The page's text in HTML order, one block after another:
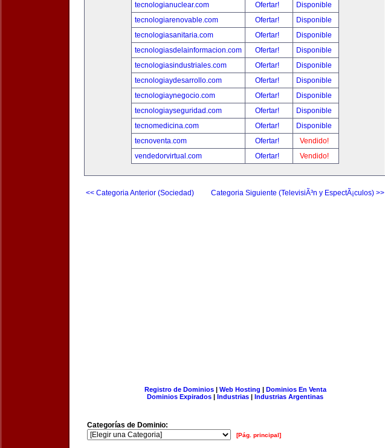
tecnologianuclear.com
Ofertar!
Disponible
tecnologiarenovable.com
Ofertar!
Disponible
tecnologiasanitaria.com
Ofertar!
Disponible
tecnologiasdelainformacion.com
Ofertar!
Disponible
tecnologiasindustriales.com
Ofertar!
Disponible
tecnologiaydesarrollo.com
Ofertar!
Disponible
tecnologiaynegocio.com
Ofertar!
Disponible
tecnologiayseguridad.com
Ofertar!
Disponible
tecnomedicina.com
Ofertar!
Disponible
tecnoventa.com
Ofertar!
Vendido!
vendedorvirtual.com
Ofertar! Vendido!
<< Categoria Anterior (Sociedad) Categoria Siguiente (TelevisiÃ³n y EspectÃ¡culos) >>
Registro de Dominios| Web Hosting | Dominios En Venta
Dominios Expirados | Industrias | Industrias Argentinas
Categorías de Dominio:
[Pág. principal]